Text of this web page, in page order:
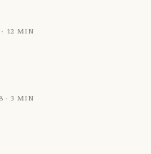
12 min
· 3 min